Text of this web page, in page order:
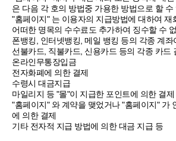
은 다음 각 호의 방법중 가용한 방법으로 할 수
"홈페이지" 는 이용자의 지급방법에 대하여 재
어떠한 명목의 수수료도 추가하여 징수할 수
폰뱅킹, 인터넷뱅킹, 메일 뱅킹 등의 각종 계좌
선불카드, 직불카드, 신용카드 등의 각종 카드
온라인무통장입금
전자화폐에 의한 결제
수령시 대금지급
마일리지 등 "몰"이 지급한 포인트에 의한 결제
"홈페이지" 와 계약을 맺었거나 "홈페이지" 가
에 의한 결제
기타 전자적 지급 방법에 의한 대금 지급 등